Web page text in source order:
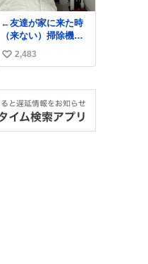
かもしれない」で締
める北山くん、きっ
といろいろ考えて言
葉を選んで、まるく
収めてくれたんだな
←友達が家に来た時
（来ない）掃除機丸
出しは生活感が出て
かっこ悪いなぁ →せ
い
ね
数
2,483